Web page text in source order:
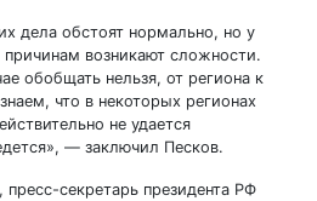
дела обстоят нормально, но у
возникают сложности.
обобщать нельзя, от региона к
что в некоторых регионах
не удается
— заключил Песков.
, пресс-секретарь президента РФ